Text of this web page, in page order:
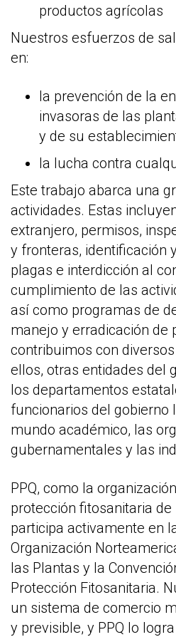
productos agrícolas
Nuestros esfuerzos de
en:
la prevención de la
invasoras de las
y de su
la lucha contra
Este trabajo abarca una
actividades. Estas
extranjero, permisos,
y fronteras, identificación
plagas e interdicción al
cumplimiento de las
así como programas de
manejo y erradicación de
contribuimos con
ellos, otras entidades del
los departamentos
funcionarios del gobierno
mundo académico, las
gubernamentales y las
PPQ, como la
protección fitosanitaria de
participa activamente en
Organización
las Plantas y la
Protección Fitosanitaria.
un sistema de comercio
y previsible, y PPQ lo